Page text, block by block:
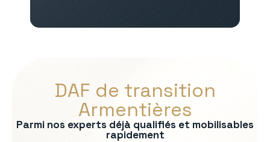
DAF de transition
Armentières
Parmi nos experts déjà qualifiés et mobilisables
rapidement